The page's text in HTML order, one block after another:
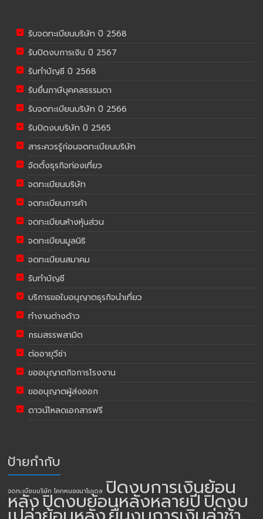
รับจดทะเบียนบริษัท ปี 2568
รับปิดงบการเงิน ปี 2567
รับทำบัญชี ปี 2568
รับยื่นภาษีบุคคลธรรมดา
รับจดทะเบียนบริษัท ปี 2566
รับปิดงบบริษัท ปี 2565
สาระควรรู้ก่อนจดทะเบียนบริษัท
จัดตั้งธุรกิจท่องเที่ยว
จดทะเบียนบริษัท
จดทะเบียนการค้า
จดทะเบียนห้างหุ้นส่วน
จดทะเบียนมูลนิธิ
จดทะเบียนสมาคม
รับทำบัญชี
บริการขอใบอนุญาตธุรกิจนำเที่ยว
ทำงานต่างด้าว
กรมสรรพสามิต
ต่ออายุวีซ่า
ขออนุญาตกิจการโรงงาน
ขออนุญาตผู้ส่งออก
ดาวน์โหลดเอกสารฟรี
ป้ายกำกับ
จดทะเบียนบริษัท โคกหนองนาโมเดล ปิดงบการเงินย้อน
หลังปิดงบย้อนหลังหลายปีปิดงบ